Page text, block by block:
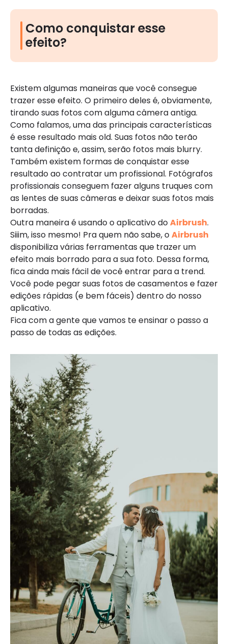
Como conquistar esse
efeito?
Existem algumas maneiras que você consegue
trazer esse efeito. O primeiro deles é, obviamente,
tirando suas fotos com alguma câmera antiga.
Como falamos, uma das principais características
é esse resultado mais old. Suas fotos não terão
tanta definição e, assim, serão fotos mais blurry.
Também existem formas de conquistar esse
resultado ao contratar um profissional. Fotógrafos
profissionais conseguem fazer alguns truques com
as lentes de suas câmeras e deixar suas fotos mais
borradas.
Outra maneira é usando o aplicativo doAirbrush.
Siiim, isso mesmo! Pra quem não sabe, oAirbrush
disponibiliza várias ferramentas que trazer um
efeito mais borrado para a sua foto. Dessa forma,
fica ainda mais fácil de você entrar para a trend.
Você pode pegar suas fotos de casamentos e fazer
edições rápidas (e bem fáceis) dentro do nosso
aplicativo.
Fica com a gente que vamos te ensinar o passo a
passo de todas as edições.